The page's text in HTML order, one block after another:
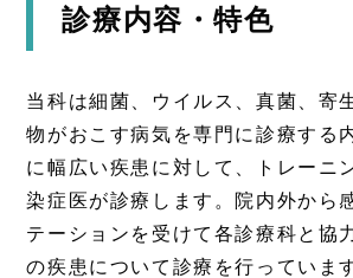
診療内容・特色
当科は細菌、ウイルス、真菌、寄
物がおこす病気を専門に診療する
に幅広い疾患に対して、トレーニ
染症医が診療します。院内外から
テーションを受けて各診療科と協
の疾患について診療を行っていま